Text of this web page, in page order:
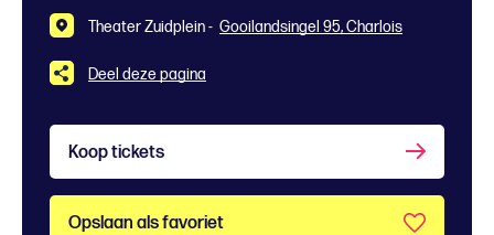
Theater Zuidplein - Gooilandsingel 95, Charlois
Deel deze pagina
Koop tickets
Opslaan als favoriet